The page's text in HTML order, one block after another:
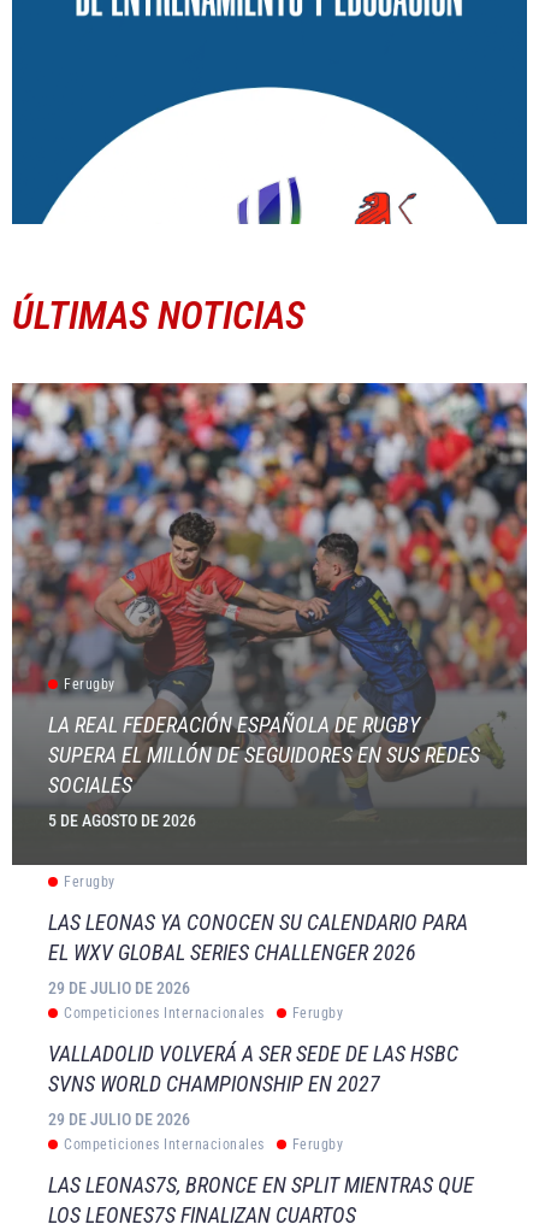
ÚLTIMAS NOTICIAS
Ferugby
LA REAL FEDERACIÓN ESPAÑOLA DE RUGBY
SUPERA EL MILLÓN DE SEGUIDORES EN SUS REDES
SOCIALES
5 DE AGOSTO DE 2026
Ferugby
LAS LEONAS YA CONOCEN SU CALENDARIO PARA
EL WXV GLOBAL SERIES CHALLENGER 2026
29 DE JULIO DE 2026
Competiciones Internacionales Ferugby
VALLADOLID VOLVERÁ A SER SEDE DE LAS HSBC
SVNS WORLD CHAMPIONSHIP EN 2027
29 DE JULIO DE 2026
Competiciones Internacionales Ferugby
LAS LEONAS7S, BRONCE EN SPLIT MIENTRAS QUE
LOS LEONES7S FINALIZAN CUARTOS